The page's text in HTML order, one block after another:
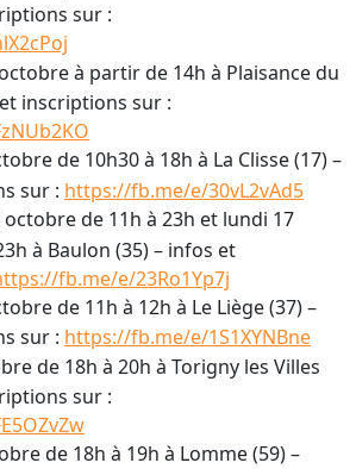
sur :
à partir de 14h à Plaisance du
inscriptions sur :
de 10h30 à 18h à La Clisse (17) –
sur : https://fb.me/e/30vL2vAd5
de 11h à 23h et lundi 17
à Baulon (35) – infos et
fb.me/e/23Ro1Yp7j
de 11h à 12h à Le Liège (37) –
sur : https://fb.me/e/1S1XYNBne
de 18h à 20h à Torigny les Villes
sur :
de 18h à 19h à Lomme (59) –